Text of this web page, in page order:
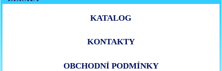
KATALOG
KONTAKTY
OBCHODNÍ PODMÍNKY